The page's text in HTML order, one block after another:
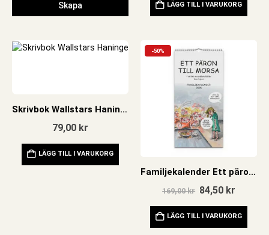
Skapa LÄGG TILL I VARUKORG
Skrivbok Wallstars Haninge
79,00 kr
LÄGG TILL I VARUKORG
-50%
Familjekalender Ett päron till morsa 2026
169,00kr Det
priset
var:
169,00 kr.
84,50 krDet
priset
är:
84,50
LÄGG TILL I VARUKORG